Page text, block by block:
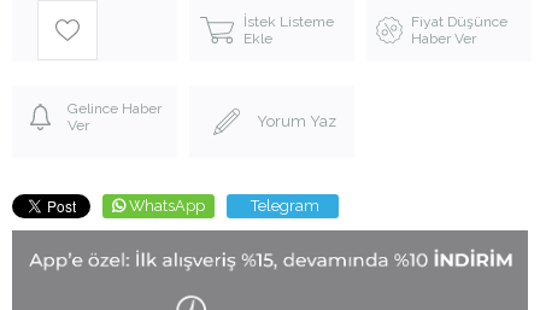
İstek Listeme
Ekle
Fiyat Düşünce
Haber Ver
Gelince Haber
Ver
Yorum Yaz
WhatsApp Telegram